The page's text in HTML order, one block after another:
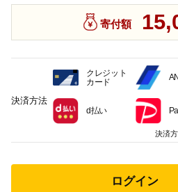
寄付額
ログイン
決済方法
クレジット
カード
d払い
決済